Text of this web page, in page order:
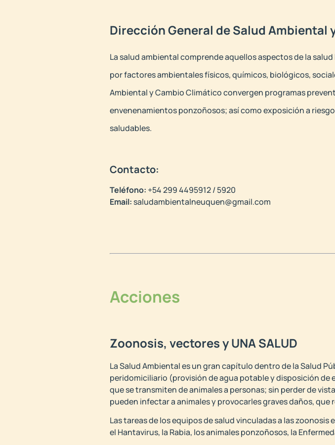
Dirección General de Salud Ambiental
La salud ambiental comprende aquellos aspectos de la
por factores ambientales físicos, químicos, biológicos,
Ambiental y Cambio Climático convergen programas
envenenamientos ponzoñosos; así como exposición a
saludables.
Contacto:
Teléfono: +54 299 4495912 / 5920
Email:saludambientalneuquen@gmail.com
Acciones
Zoonosis, vectores y UNA SALUD
La Salud Ambiental es un gran capítulo dentro de la Salud
peridomiciliario (provisión de agua potable y disposición de
que se transmiten de animales a personas; sin perder de
pueden infectar a animales y provocarles graves daños,
Las tareas de los equipos de salud vinculadas a las
el Hantavirus, la Rabia, los animales ponzoñosos, la